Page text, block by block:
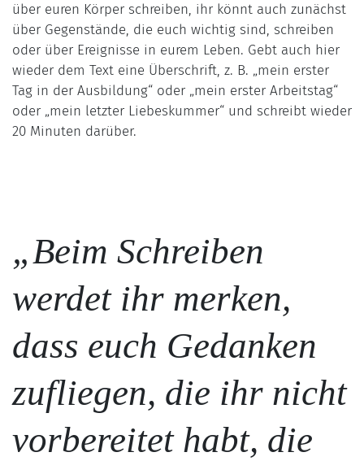
über euren Körper schreiben, ihr könnt auch zunächst
über Gegenstände, die euch wichtig sind, schreiben
oder über Ereignisse in eurem Leben. Gebt auch hier
wieder dem Text eine Überschrift, z. B. „mein erster
Tag in der Ausbildung“ oder „mein erster Arbeitstag“
oder „mein letzter Liebeskummer“ und schreibt wieder
20 Minuten darüber.
„Beim Schreiben
werdet ihr merken,
dass euch Gedanken
zufliegen, die ihr nicht
vorbereitet habt, die